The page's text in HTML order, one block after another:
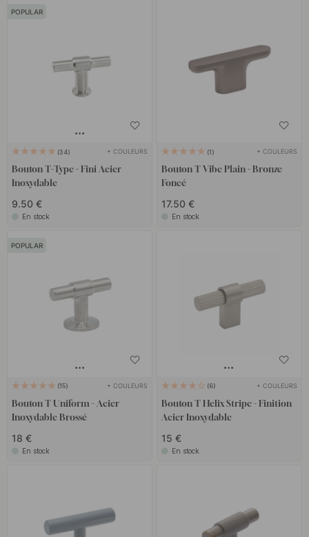
POPULAR
34 + COULEURS
Bouton T-Type - Fini Acier
Inoxydable
9.50 €
En stock
1 + COULEURS
Bouton T Vibe Plain - Bronze
Foncé
17.50 €
En stock
POPULAR
15 + COULEURS
Bouton T Uniform - Acier
Inoxydable Brossé
18 €
En stock
6 + COULEURS
Bouton T Helix Stripe - Finition
Acier Inoxydable
15 €
En stock